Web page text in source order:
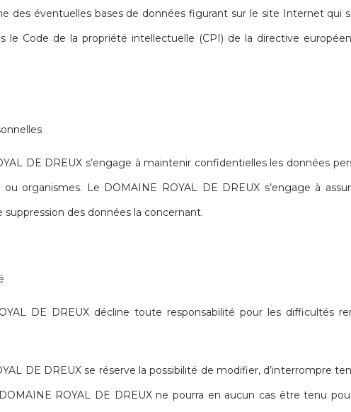
des éventuelles bases de données figurant sur le site Internet qui
le Code de la propriété intellectuelle (CPI) de la directive
DE DREUX s’engage à maintenir confidentielles les données
ou organismes. Le DOMAINE ROYAL DE DREUX s’engage à
des données la concernant.
DE DREUX décline toute responsabilité pour les difficultés
DE DREUX se réserve la possibilité de modifier, d’interrompre
ROYAL DE DREUX ne pourra en aucun cas être tenu